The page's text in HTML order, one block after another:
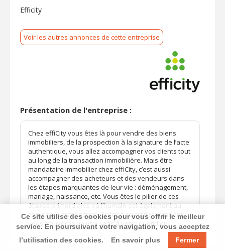
Efficity
Voir les autres annonces de cette entreprise
Présentation de l'entreprise :
Chez effiCity vous êtes là pour vendre des biens
immobiliers, de la prospection à la signature de l’acte
authentique, vous allez accompagner vos clients tout
au long de la transaction immobilière. Mais être
mandataire immobilier chez effiCity, c’est aussi
accompagner des acheteurs et des vendeurs dans
les étapes marquantes de leur vie : déménagement,
mariage, naissance, etc. Vous êtes le pilier de ces
étapes primordiales où l’humain est également au
cœur de la transaction. Grâce à ce métier gratifiant,
vous trouverez un vrai sens à votre quotidien.
Ce site utilise des cookies pour vous offrir le meilleur
service. En poursuivant votre navigation, vous acceptez
l’utilisation des cookies.
En savoir plus Fermer